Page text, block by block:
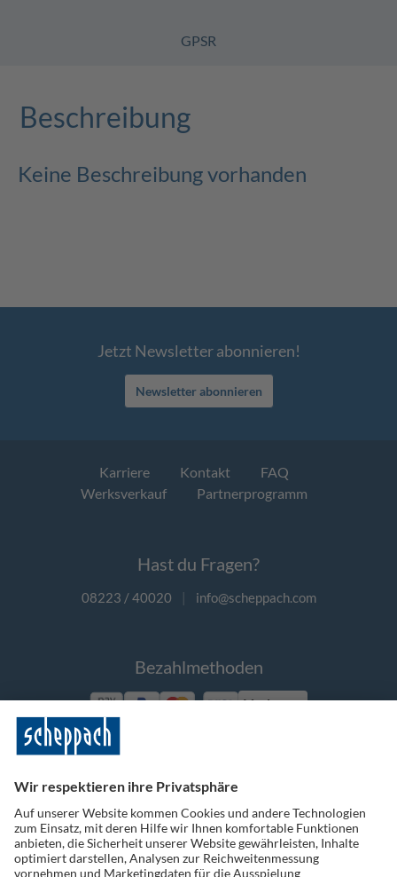
GPSR
Beschreibung
Keine Beschreibung vorhanden
Jetzt Newsletter abonnieren!
Newsletter abonnieren
Karriere Kontakt
FAQ
Werksverkauf
Partnerprogramm
Hast du Fragen?
08223 / 40020 | info@scheppach.com
Bezahlmethoden
Vorkasse
Folge uns auf Social Media